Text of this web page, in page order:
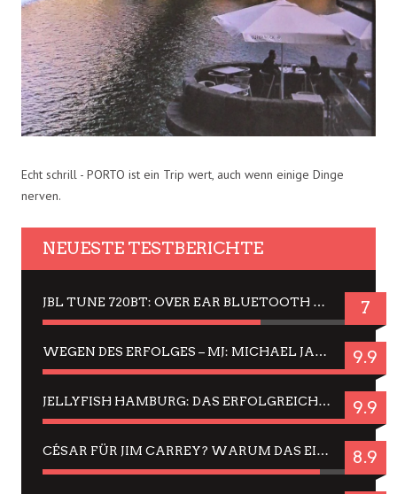
Echt schrill - PORTO ist ein Trip wert, auch wenn einige Dinge
nerven.
NEUESTE TESTBERICHTE
JBL TUNE 720BT: OVER EAR BLUETOOTH KOPFHÖRER UM DIE 50,-€ IM DAUER-TEST 7
WEGEN DES ERFOLGES – MJ: MICHAEL JACKSON MUSICAL IN EINER MATINEE SEHEN 9.9
JELLYFISH HAMBURG: DAS ERFOLGREICHE SOMMER-MENÜ 2025 IN GEFÜHLEN UND BILDERN 9.9
CÉSAR FÜR JIM CARREY? WARUM DAS EINER DER NERVIGSTEN ACTORS IST UND BLEIBT 8.9